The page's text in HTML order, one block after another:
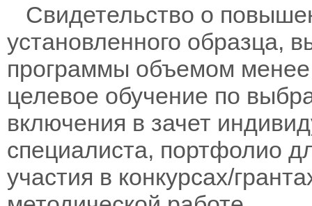
Свидетельство о
установленного образца,
программы объемом менее
целевое обучение по
включения в зачет
специалиста, портфолио
участия в конкурсах/